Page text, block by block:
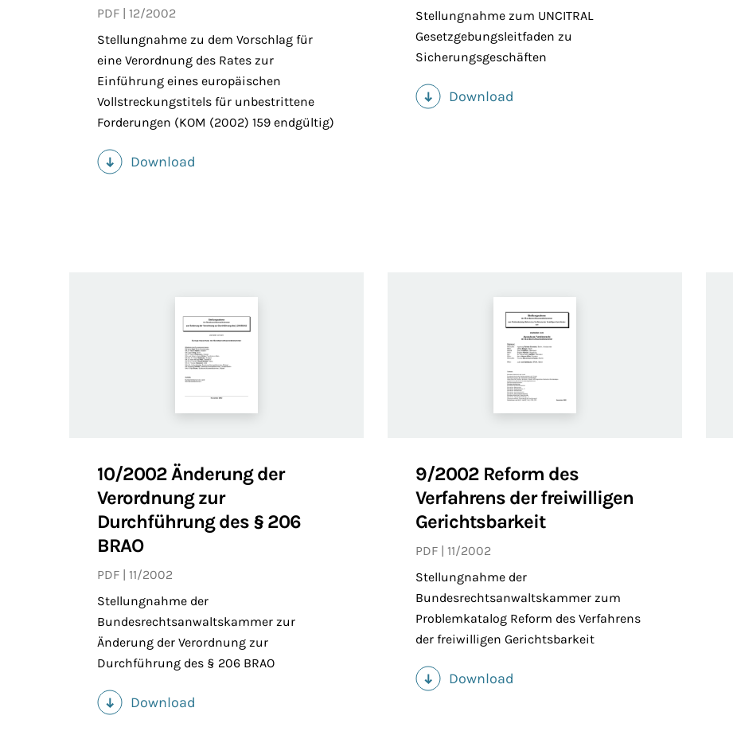
PDF
12/2002
Stellungnahme zu dem Vorschlag für
eine Verordnung des Rates zur
Einführung eines europäischen
Vollstreckungstitels für unbestrittene
Forderungen (KOM (2002) 159 endgültig)
Download
(PDF)
Stellungnahme zum UNCITRAL
Gesetzgebungsleitfaden zu
Sicherungsgeschäften
Download
(PDF)
10/2002 Änderung der
Verordnung zur
Durchführung des § 206
BRAO
PDF
11/2002
Stellungnahme der
Bundesrechtsanwaltskammer zur
Änderung der Verordnung zur
Durchführung des § 206 BRAO
Download
(PDF)
9/2002 Reform des
Verfahrens der freiwilligen
Gerichtsbarkeit
PDF
11/2002
Stellungnahme der
Bundesrechtsanwaltskammer zum
Problemkatalog Reform des Verfahrens
der freiwilligen Gerichtsbarkeit
Download
(PDF)